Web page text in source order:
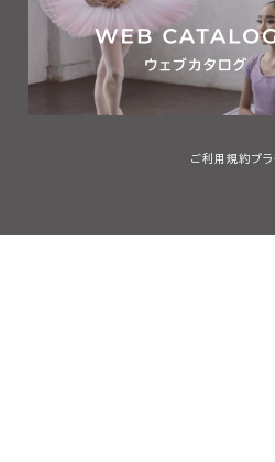
ご利用規約プラ